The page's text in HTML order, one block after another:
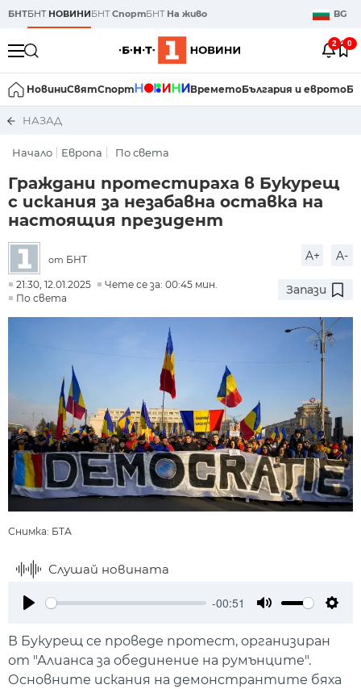
БНТБНТ НОВИНИБНТСпортБНТ На живо BG
2 0
НовиниСвятСпорт ВреметоБългария и еврото
НАЗАД
Начало Европа По света
Граждани протестираха в Букурещ
с искания за незабавна оставка на
настоящия президент
от БНТ A+ A-
21:30, 12.01.2025
Чете се за: 00:45 мин.
По света
Запази
Снимка: БТА
Слушай новината
-00:51
В Букурещ се проведе протест, организиран
от "Алианса за обединение на румънците".
Основните искания на демонстрантите бяха